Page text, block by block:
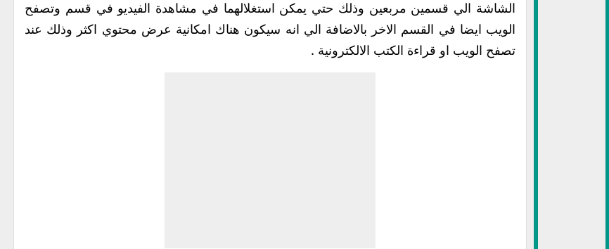
الشاشة الي قسمين مربعين وذلك حتي يمكن استغلالهما في مشاهدة الفيديو في قسم وتصفح
الويب ايضا في القسم الاخر بالاضافة الي انه سيكون هناك امكانية عرض محتوي اكثر وذلك عند
تصفح الويب او قراءة الكتب الالكترونية .